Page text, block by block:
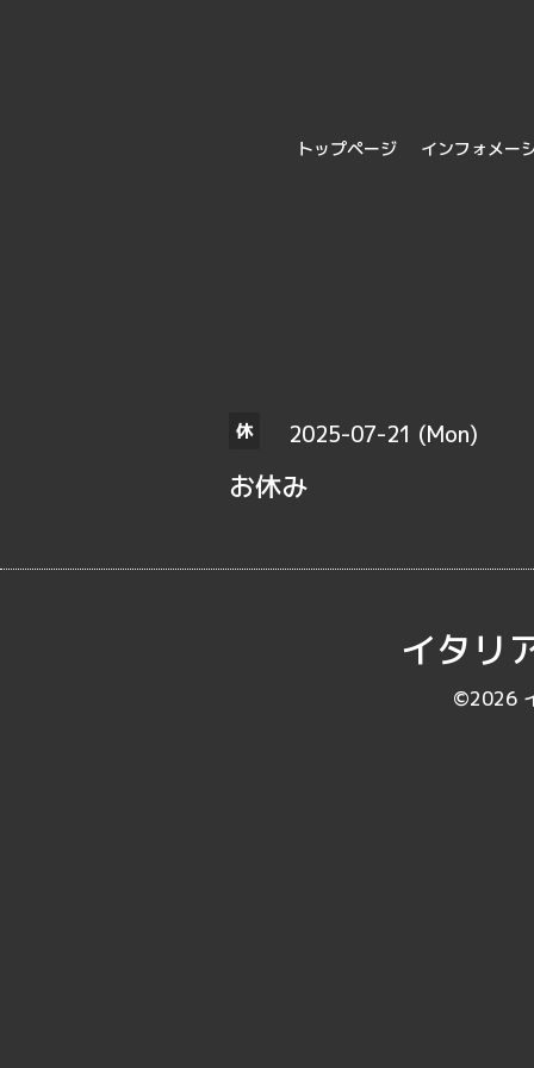
トップページ インフォメー
休 2025-07-21 (Mon)
お休み
イタリ
©2026